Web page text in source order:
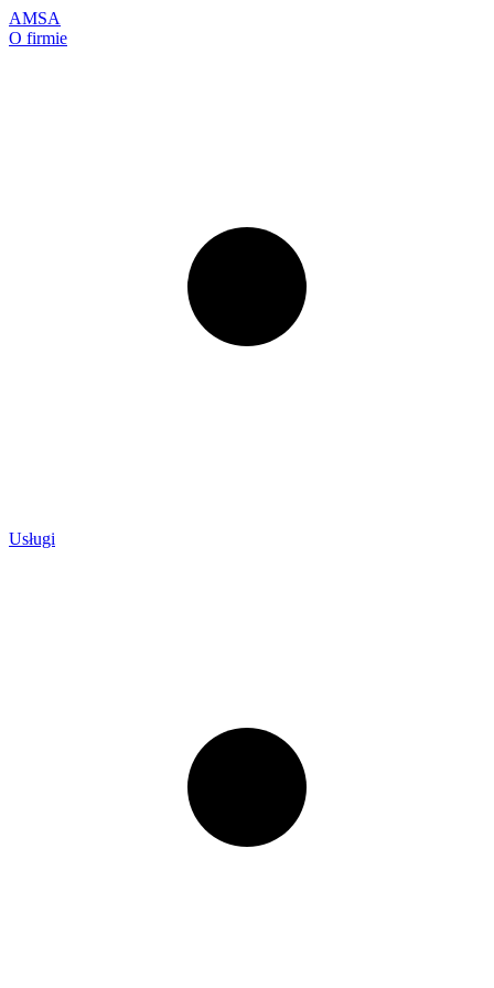
AMSA
O firmie
Usługi